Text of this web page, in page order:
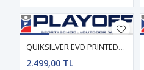
QUIKSILVER EVD PRINTED Total Eclipse - Pattern_1 ERKEK ÇOCUK VOLLEY SHORT
2.499,00 TL